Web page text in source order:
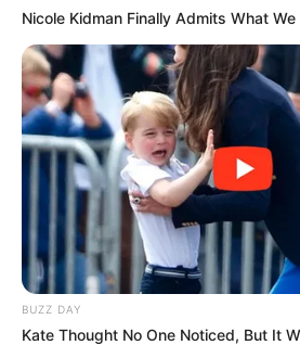
Nicole Kidman Finally Admits What
BUZZ DAY
Kate Thought No One Noticed, But It